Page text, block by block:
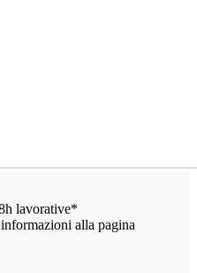
lavorative*
alla pagina